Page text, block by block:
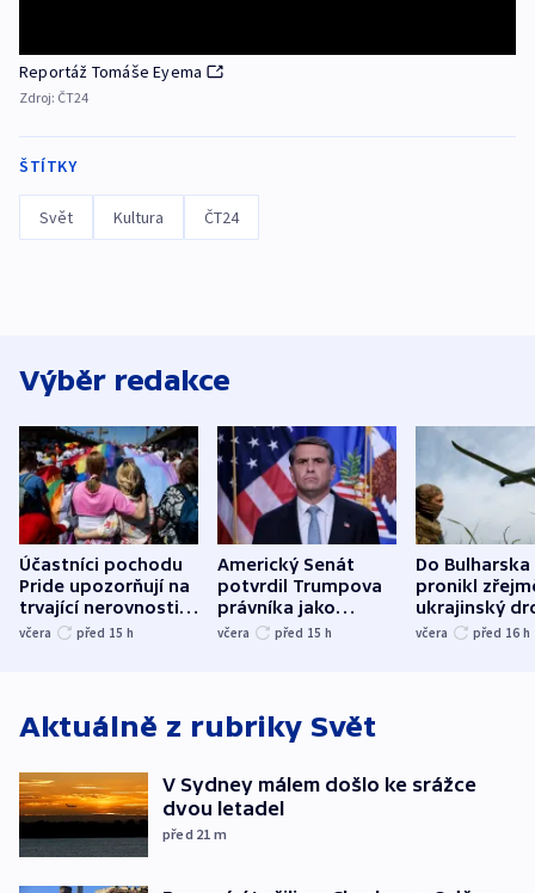
Reportáž Tomáše Eyema
Zdroj: ČT24
ŠTÍTKY
Svět Kultura ČT24
Výběr redakce
Účastníci pochodu
Pride upozorňují na
trvající nerovnosti i
společenskou
včera před 15 h
Americký Senát
potvrdil Trumpova
právníka jako
ministra
včera před 15 h
Do Bulharska
pronikl
ukrajinský
explodoval
včera před 16 h
Aktuálně z rubriky Svět
V Sydney málem došlo ke srážce
dvou letadel
před 21 m